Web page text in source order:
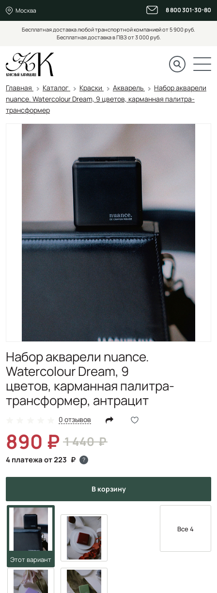
Москва 8 800 301-30-80
Бесплатная доставка любой транспортной компанией от 5 900 руб.
Бесплатная доставка в ПВЗ от 3 000 руб.
Главная Каталог Краски Акварель
Набор акварели
nuance. Watercolour Dream, 9 цветов, карманная палитра-
трансформер
Набор акварели nuance.
Watercolour Dream, 9
цветов, карманная палитра-
трансформер, антрацит
0 отзывов
1 440
890
4 платежа от 223 ?
в корзину
Все 4